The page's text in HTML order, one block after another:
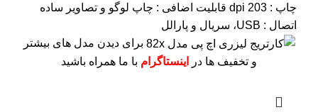
چاپ : 203 dpi
قابلیت اضافی : چاپ لوگو و تصاویر ساده
اتصال : USB، سریال و پارالل
برای دیدن مدل های بیشتر
و تخفیف ها در
اینستاگرام با ما همراه باشید